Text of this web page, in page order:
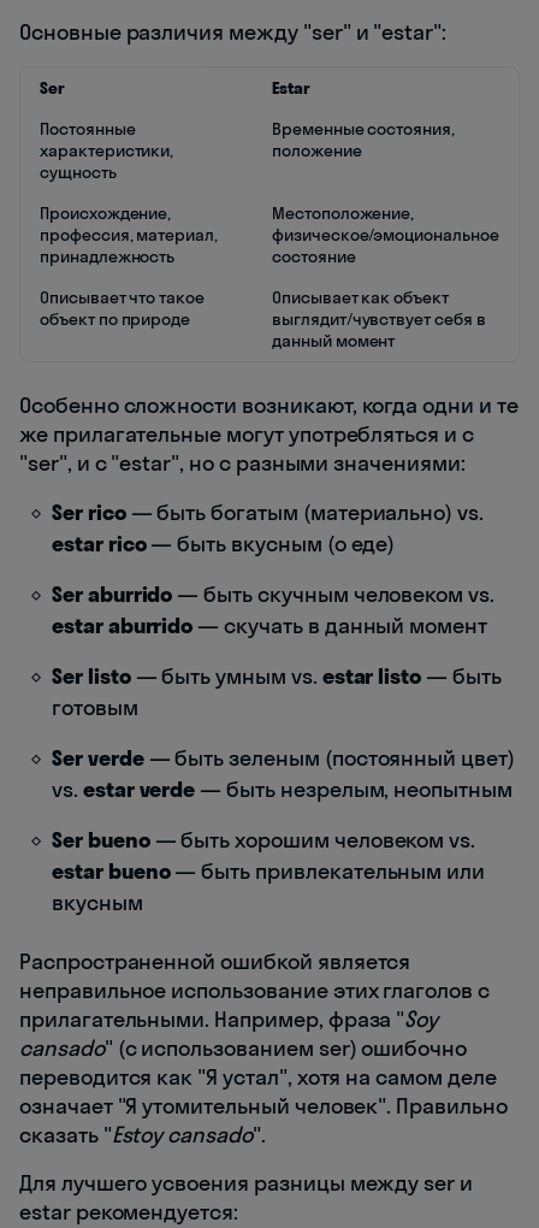
Основные различия между "ser" и "estar":
Ser
Estar
Постоянные
характеристики,
сущность
Временные состояния,
положение
Происхождение,
профессия, материал,
принадлежность
Местоположение,
физическое/эмоциональное
состояние
Описывает что такое
объект по природе
Описывает как объект
выглядит/чувствует себя в
данный момент
Особенно сложности возникают, когда одни и те
же прилагательные могут употребляться и с
"ser", и с "estar", но с разными значениями:
Ser rico— быть богатым (материально) vs.
estar rico— быть вкусным (о еде)
Ser aburrido — быть скучным человеком vs.
estar aburrido — скучать в данный момент
Ser listo— быть умным vs. estar listo — быть
готовым
Ser verde— быть зеленым (постоянный цвет)
vs. estar verde — быть незрелым, неопытным
Ser bueno— быть хорошим человеком vs.
estar bueno— быть привлекательным или
вкусным
Распространенной ошибкой является
неправильное использование этих глаголов с
прилагательными. Например, фраза "Soy
cansado" (с использованием ser) ошибочно
переводится как "Я устал", хотя на самом деле
означает "Я утомительный человек". Правильно
сказать "Estoy cansado".
Для лучшего усвоения разницы между ser и
estar рекомендуется: